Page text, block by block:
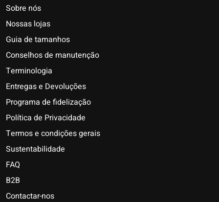
Sobre nós
Nossas lojas
Guia de tamanhos
Conselhos de manutenção
Terminologia
Entregas e Devoluções
Programa de fidelização
Política de Privacidade
Termos e condições gerais
Sustentabilidade
FAQ
B2B
Contactar-nos